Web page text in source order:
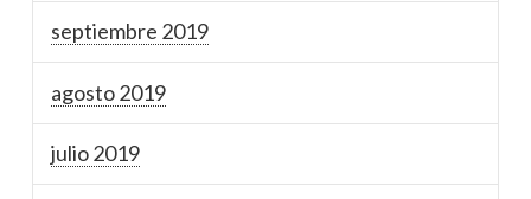
septiembre 2019
agosto 2019
julio 2019